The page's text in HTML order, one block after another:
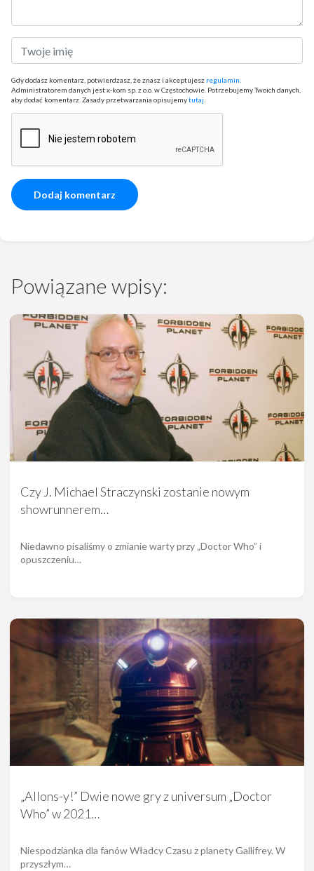
Gdy dodasz komentarz, potwierdzasz, że znasz i akceptujesz regulamin
Administratorem danych jest x-kom sp. z o.o. w Częstochowie. Potrzebujemy Twoich danych,
aby dodać komentarz. Zasady przetwarzania opisujemytutaj
Powiązane wpisy:
Czy J. Michael Straczynski zostanie nowym
showrunnerem…
Niedawno pisaliśmy o zmianie warty przy „Doctor Who” i
opuszczeniu…
„Allons-y!” Dwie nowe gry z universum „Doctor
Who” w 2021…
Niespodzianka dla fanów Władcy Czasu z planety Gallifrey. W
przyszłym…